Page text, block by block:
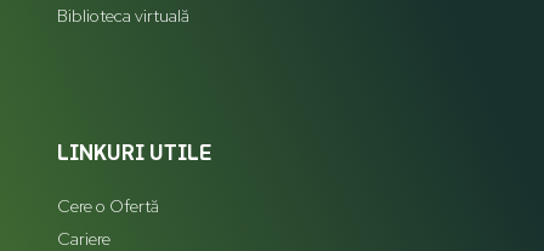
Biblioteca virtuală
LINKURI UTILE
Cere o Ofertă
Cariere